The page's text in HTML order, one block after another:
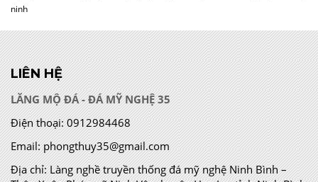
ninh
LIÊN HỆ
LĂNG MỘ ĐÁ - ĐÁ MỸ NGHỆ 35
Điện thoại: 0912984468
Email: phongthuy35@gmail.com
Địa chỉ:Làng nghề truyền thống đá mỹ nghệ Ninh Bình –